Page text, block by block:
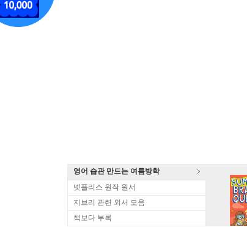
영어 습관 만드는 여름방학
넷플리스 원작 원서
지브리 관련 외서 모음
책보다 부록